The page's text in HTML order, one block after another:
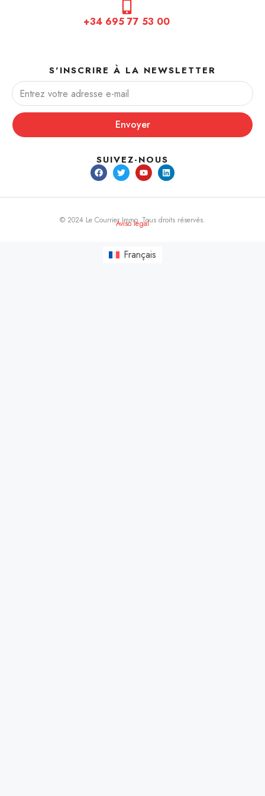
+34 695 77 53 00
S'INSCRIRE À LA NEWSLETTER
Envoyer
SUIVEZ-NOUS
© 2024 Le Courrier Immo. Tous droits réservés.
Aviso legal
Français